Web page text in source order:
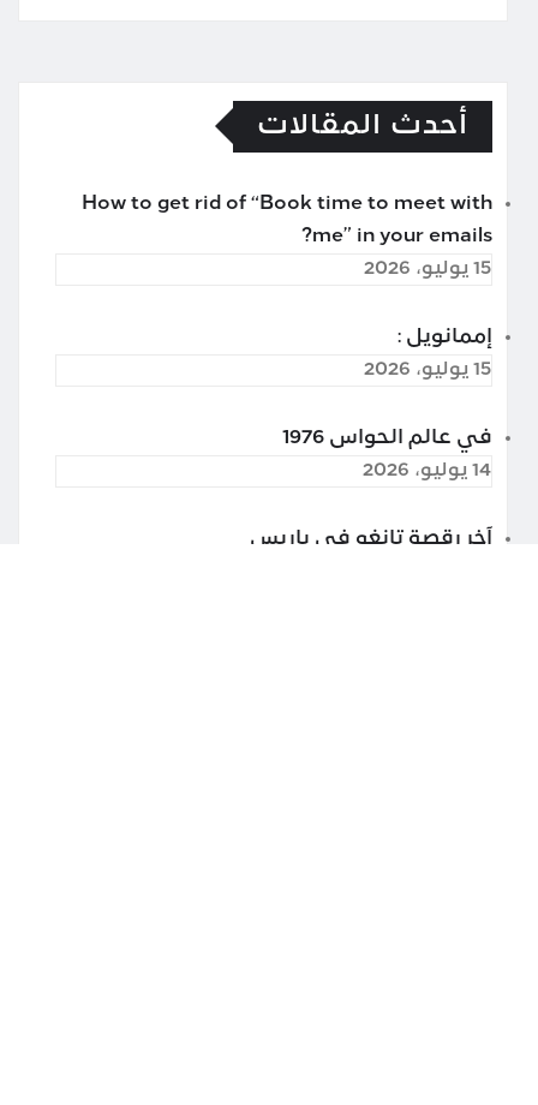
أحدث المقالات
How to get rid of “Book time to meet with
me” in your emails?
15 يوليو، 2026
إممانويل :
15 يوليو، 2026
في عالم الحواس 1976
14 يوليو، 2026
آخر رقصة تانغو في باريس